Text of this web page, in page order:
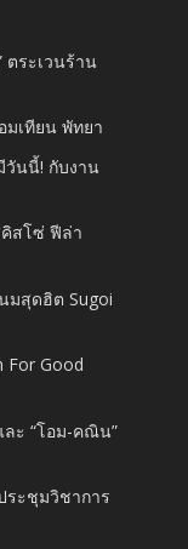
ตระเวนร้าน
มเทียน พัทยา
วันนี้! กับงาน
คิสโซ่ ฟีล่า
มสุดฮิต Sugoi
For Good
ละ “โอม-คณิน”
ระชุมวิชาการ